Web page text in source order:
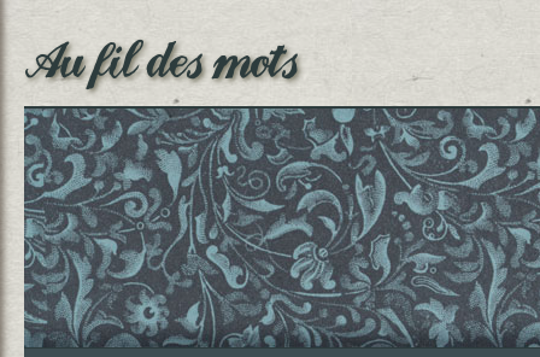
Au fil des mots